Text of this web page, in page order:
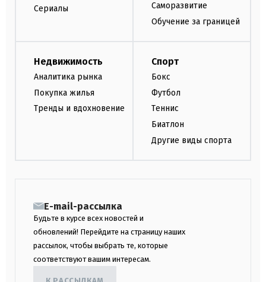
Сериалы
Саморазвитие
Обучение за границей
Недвижимость
Аналитика рынка
Покупка жилья
Тренды и вдохновение
Спорт
Бокс
Футбол
Теннис
Биатлон
Другие виды спорта
E-mail-рассылка
Будьте в курсе всех новостей и
обновлений! Перейдите на страницу наших
рассылок, чтобы выбрать те, которые
соответствуют вашим интересам.